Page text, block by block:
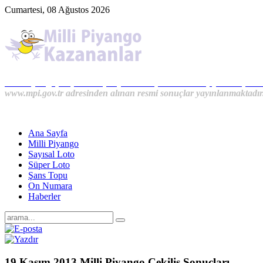
Cumartesi, 08 Ağustos 2026
www.mpi.gov.tr adresinden alınan resmi sonuçlar
Ana Sayfa
Milli Piyango
Sayısal Loto
Süper Loto
Şans Topu
On Numara
Haberler